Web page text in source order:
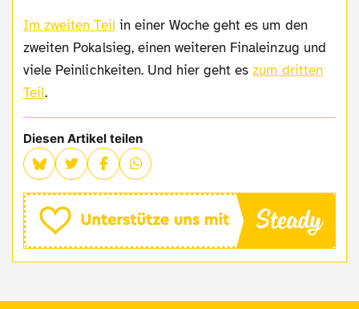
Im zweiten Teilin einer Woche geht es um den
zweiten Pokalsieg, einen weiteren Finaleinzug und
viele Peinlichkeiten. Und hier geht eszum dritten
Teil.
Diesen Artikel teilen